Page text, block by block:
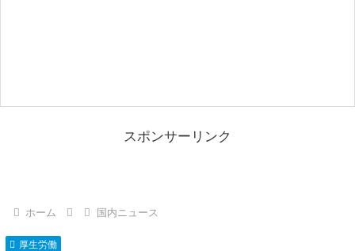
スポンサーリンク
ホーム 国内ニュース
厚生労働